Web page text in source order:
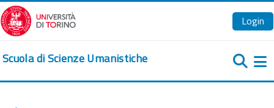
Vai al contenuto principale
Login
Scuola di Scienze Umanistiche